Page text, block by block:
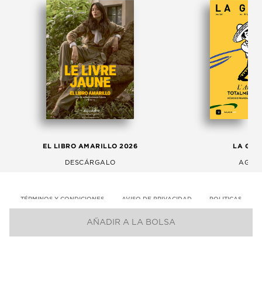
AÑADIR A LA BOLSA
EL LIBRO AMARILLO 2026
DESCÁRGALO
LA
TÉRMINOS Y CONDICIONES AVISO DE PRIVACIDAD POLITICAS